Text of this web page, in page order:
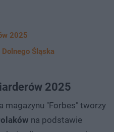
2025
Śląska
2025
magazynu "Forbes" tworzy
na podstawie